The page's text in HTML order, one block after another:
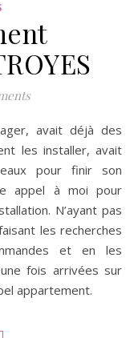
les installer, avait
pour finir son
appel à moi pour
N’ayant pas
les recherches
et en les
fois arrivées sur
appartement.